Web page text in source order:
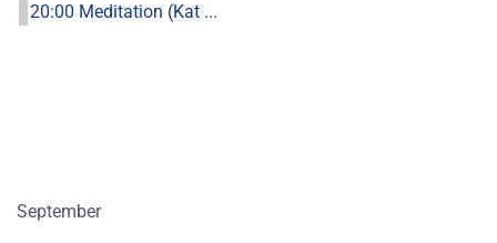
20:00 Meditation (Kat ...
September